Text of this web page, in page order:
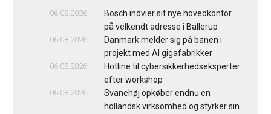
06.08.2026
Bosch indvier sit nye hovedkontor
på velkendt adresse i Ballerup
06.08.2026
Danmark melder sig på banen i
projekt med AI gigafabrikker
06.08.2026
Hotline til cybersikkerhedseksperter
efter workshop
06.08.2026
Svanehøj opkøber endnu en
hollandsk virksomhed og styrker sin